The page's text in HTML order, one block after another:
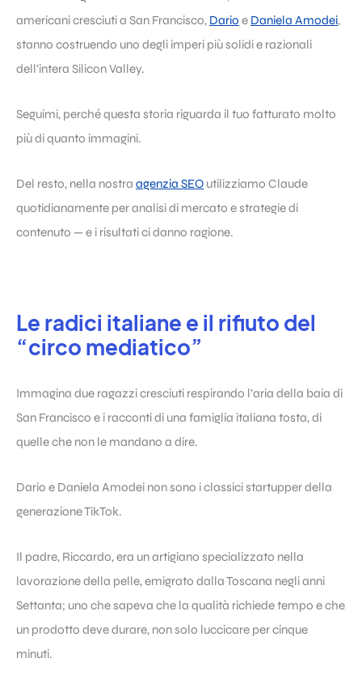
americani cresciuti a San Francisco, Dario e Daniela Amodei,
stanno costruendo uno degli imperi più solidi e razionali
dell’intera Silicon Valley.
Seguimi, perché questa storia riguarda il tuo fatturato molto
più di quanto immagini.
Del resto, nella nostra agenzia SEO utilizziamo Claude
quotidianamente per analisi di mercato e strategie di
contenuto — e i risultati ci danno ragione.
Le radici italiane e il rifiuto del
“circo mediatico”
Immagina due ragazzi cresciuti respirando l’aria della baia di
San Francisco e i racconti di una famiglia italiana tosta, di
quelle che non le mandano a dire.
Dario e Daniela Amodei non sono i classici startupper della
generazione TikTok.
Il padre, Riccardo, era un artigiano specializzato nella
lavorazione della pelle, emigrato dalla Toscana negli anni
Settanta; uno che sapeva che la qualità richiede tempo e che
un prodotto deve durare, non solo luccicare per cinque
minuti.